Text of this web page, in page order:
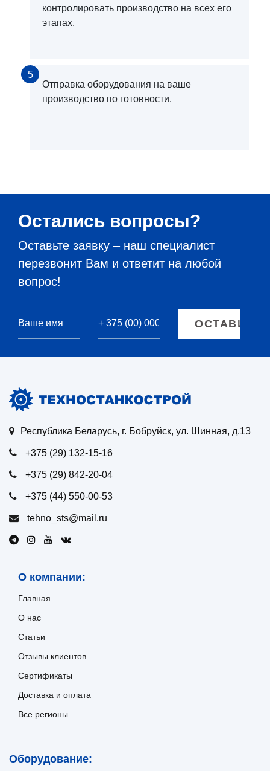
контролировать производство на всех его
этапах.
5
Отправка оборудования на ваше
производство по готовности.
Остались вопросы?
Оставьте заявку – наш специалист
перезвонит Вам и ответит на любой
вопрос!
Республика Беларусь, г. Бобруйск, ул. Шинная, д.13
+375 (29) 132-15-16
+375 (29) 842-20-04
+375 (44) 550-00-53
tehno_sts@mail.ru
О компании:
Главная
О нас
Статьи
Отзывы клиентов
Сертификаты
Доставка и оплата
Все регионы
Оборудование: